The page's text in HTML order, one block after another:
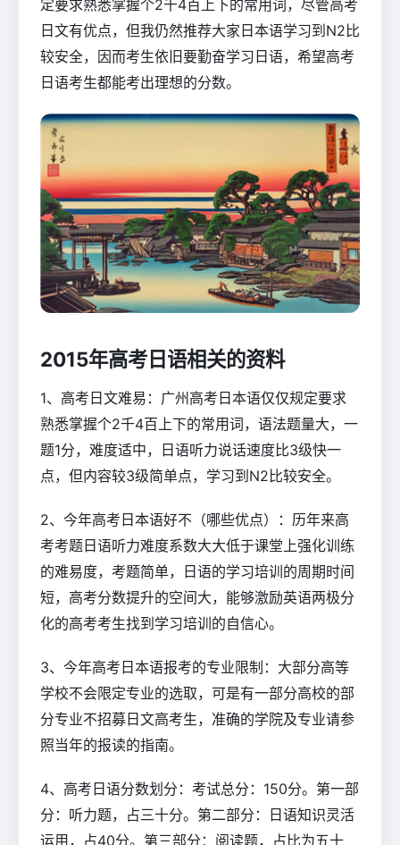
定要求熟悉掌握个2千4百上下的常用词，尽管高考
日文有优点，但我仍然推荐大家日本语学习到N2比
较安全，因而考生依旧要勤奋学习日语，希望高考
日语考生都能考出理想的分数。
2015年高考日语相关的资料
1、高考日文难易：广州高考日本语仅仅规定要求
熟悉掌握个2千4百上下的常用词，语法题量大，一
题1分，难度适中，日语听力说话速度比3级快一
点，但内容较3级简单点，学习到N2比较安全。
2、今年高考日本语好不（哪些优点）：历年来高
考考题日语听力难度系数大大低于课堂上强化训练
的难易度，考题简单，日语的学习培训的周期时间
短，高考分数提升的空间大，能够激励英语两极分
化的高考考生找到学习培训的自信心。
3、今年高考日本语报考的专业限制：大部分高等
学校不会限定专业的选取，可是有一部分高校的部
分专业不招募日文高考生，准确的学院及专业请参
照当年的报读的指南。
4、高考日语分数划分：考试总分：150分。第一部
分：听力题，占三十分。第二部分：日语知识灵活
运用，占40分。第三部分：阅读题，占比为五十